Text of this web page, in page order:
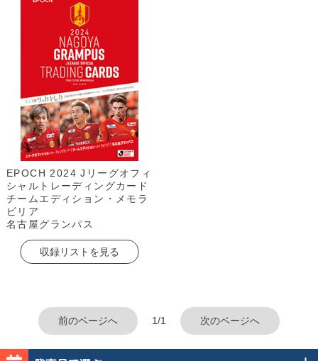
EPOCH 2024 Jリーグオフィ
シャルトレーディングカード
チームエディション・メモラ
ビリア
名古屋グランパス
収録リストを見る
前のページへ 1/1 次のページへ